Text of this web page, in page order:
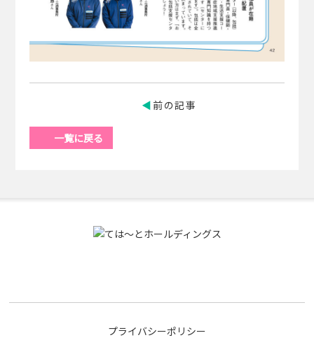
前の記事
一覧に戻る
プライバシーポリシー